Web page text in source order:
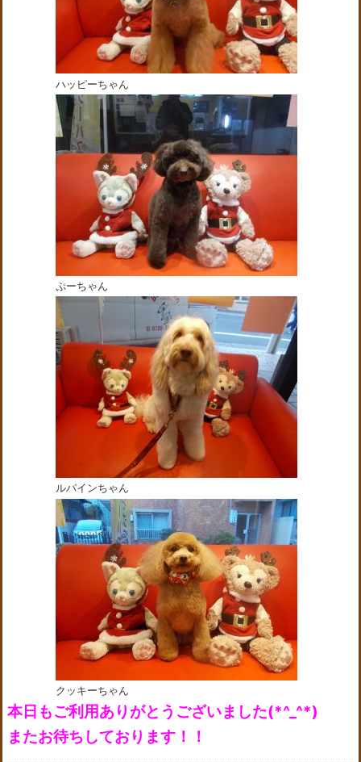
ハッピーちゃん
ぷーちゃん
ルパインちゃん
クッキーちゃん
本日もご利用ありがとうございました(*^_^*)
またお待ちしております！！